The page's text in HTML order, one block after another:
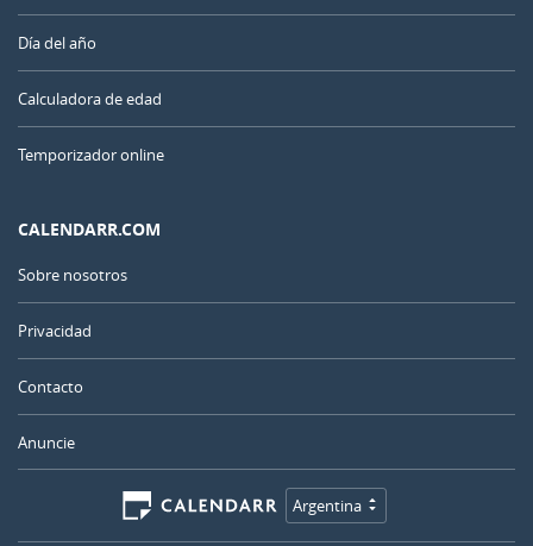
Día del año
Calculadora de edad
Temporizador online
CALENDARR.COM
Sobre nosotros
Privacidad
Contacto
Anuncie
Argentina